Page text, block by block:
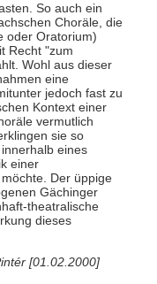
So auch ein
Choräle, die
oder Oratorium)
Recht "zum
Wohl aus dieser
eine
jedoch fast zu
Kontext einer
vermutlich
sie so
eines
einer
Der üppige
Gächinger
theatralische
dieses
[01.02.2000]